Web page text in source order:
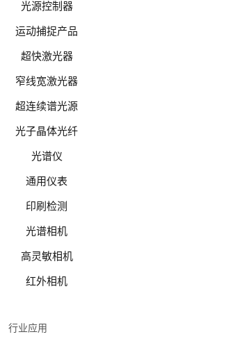
光源控制器
运动捕捉产品
超快激光器
窄线宽激光器
超连续谱光源
光子晶体光纤
光谱仪
通用仪表
印刷检测
光谱相机
高灵敏相机
红外相机
行业应用